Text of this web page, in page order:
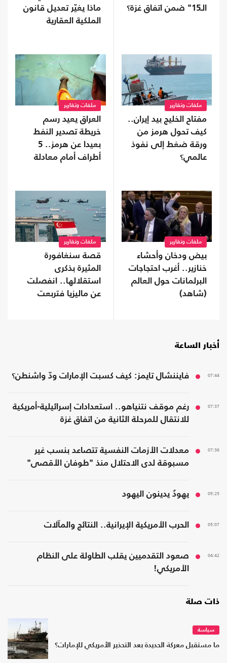
الـ15" ضمن اتفاق غزة؟
ماذا يغيّر تعديل قانون
الملكية العقارية
ملفات وتقارير
مفتاح الخليج بيد إيران..
كيف تحول هرمز من
ورقة ضغط إلى نفوذ
عالمي؟
ملفات وتقارير
العراق يعيد رسم
خريطة تصدير النفط
بعيدا عن هرمز.. 5
أطراف أمام معادلة
ملفات وتقارير
بيض ودخان وأحشاء
خنازير.. أغرب احتجاجات
البرلمانات حول العالم
(شاهد)
ملفات وتقارير
قصة سنغافورة
المثيرة بذكرى
استقلالها.. انفصلت
عن ماليزيا فتربعت
أخبار الساعة
07:44 فايننشال تايمز: كيف كسبت الإمارات ودّ واشنطن؟
07:37
رغم موقف نتنياهو.. استعدادات إسرائيلية-أمريكية
للانتقال للمرحلة الثانية من اتفاق غزة
07:36
معدلات الأزمات النفسية تتصاعد بنسب غير
مسبوقة لدى الاحتلال منذ "طوفان الأقصى"
05:25 يهودٌ يدينون اليهود
05:07 الحرب الأمريكية الإيرانية.. النتائج والمآلات
04:42
صعود التقدميين يقلب الطاولة على النظام
الأمريكي!
ذات صلة
سياسة
ما مستقبل معركة الحديدة بعد التحذير الأمريكي للإمارات؟